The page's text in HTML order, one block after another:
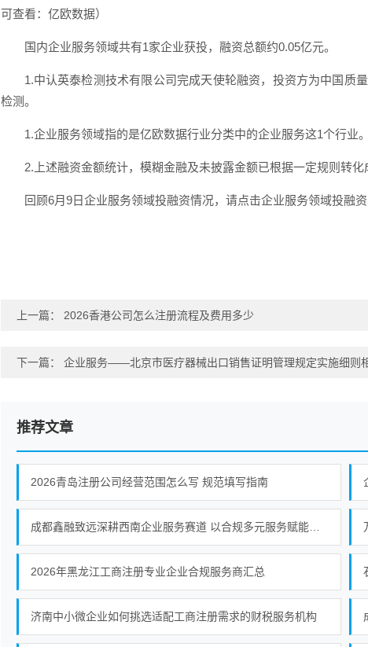
可查看：亿欧数据）
国内企业服务领域共有1家企业获投，融资总额约0.05亿元。
1.中认英泰检测技术有限公司完成天使轮融资，投资方为中国质
检测。
1.企业服务领域指的是亿欧数据行业分类中的企业服务这1个行业。
2.上述融资金额统计，模糊金融及未披露金额已根据一定规则转化
回顾6月9日企业服务领域投融资情况，请点击企业服务领域投融
上一篇： 2026香港公司怎么注册流程及费用多少
下一篇： 企业服务——北京市医疗器械出口销售证明管理规定实施细则
推荐文章
2026青岛注册公司经营范围怎么写 规范填写指南
成都鑫融致远深耕西南企业服务赛道 以合规多元服务赋能中小微企业提质增效
2026年黑龙江工商注册专业企业合规服务商汇总
济南中小微企业如何挑选适配工商注册需求的财税服务机构